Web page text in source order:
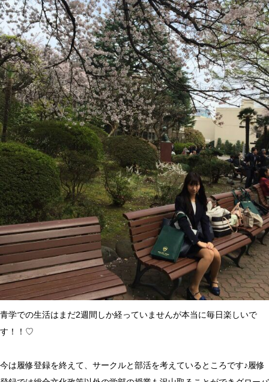
青学での生活はまだ2週間しか経っていませんが本当に毎日楽しいで
す！！♡
今は履修登録を終えて、サークルと部活を考えているところです♪履修